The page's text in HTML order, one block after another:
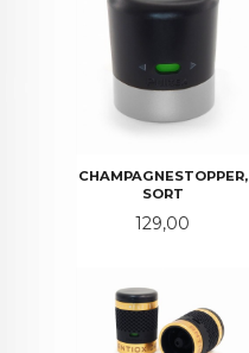
CHAMPAGNESTOPPER,
SORT
Pris
129,00